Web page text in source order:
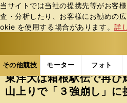
当サイトでは当社の提携先等がお客
査・分析したり、お客様にお勧めの
okie を使⽤する場合があります。詳
その他競技 モーター フォト
ス
ポ
ル
その他競技の記事一覧
東洋大は箱根駅伝で再び
山上りで「３強崩し」に